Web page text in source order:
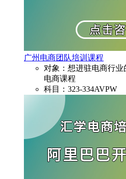
广州电商团队培训课程
对象：想进驻电商行
电商课程
科目：323-334AVPW